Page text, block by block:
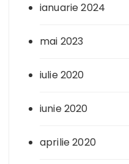
ianuarie 2024
mai 2023
iulie 2020
iunie 2020
aprilie 2020